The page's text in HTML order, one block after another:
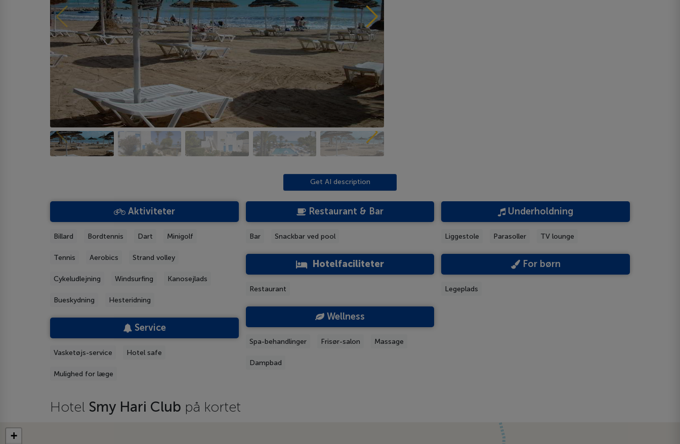
Get AI description
Aktiviteter
Billard Bordtennis Dart Minigolf
Tennis Aerobics Strand volley
Cykeludlejning Windsurfing Kanosejlads
Bueskydning Hesteridning
Service
Vasketøjs-service Hotel safe
Mulighed for læge
Restaurant & Bar
Bar Snackbar ved pool
Hotelfaciliteter
Restaurant
Wellness
Spa-behandlinger Frisør-salon Massage
Dampbad
Underholdning
Liggestole Parasoller TV lounge
For børn
Legeplads
Hotel Smy Hari Club på kortet
+